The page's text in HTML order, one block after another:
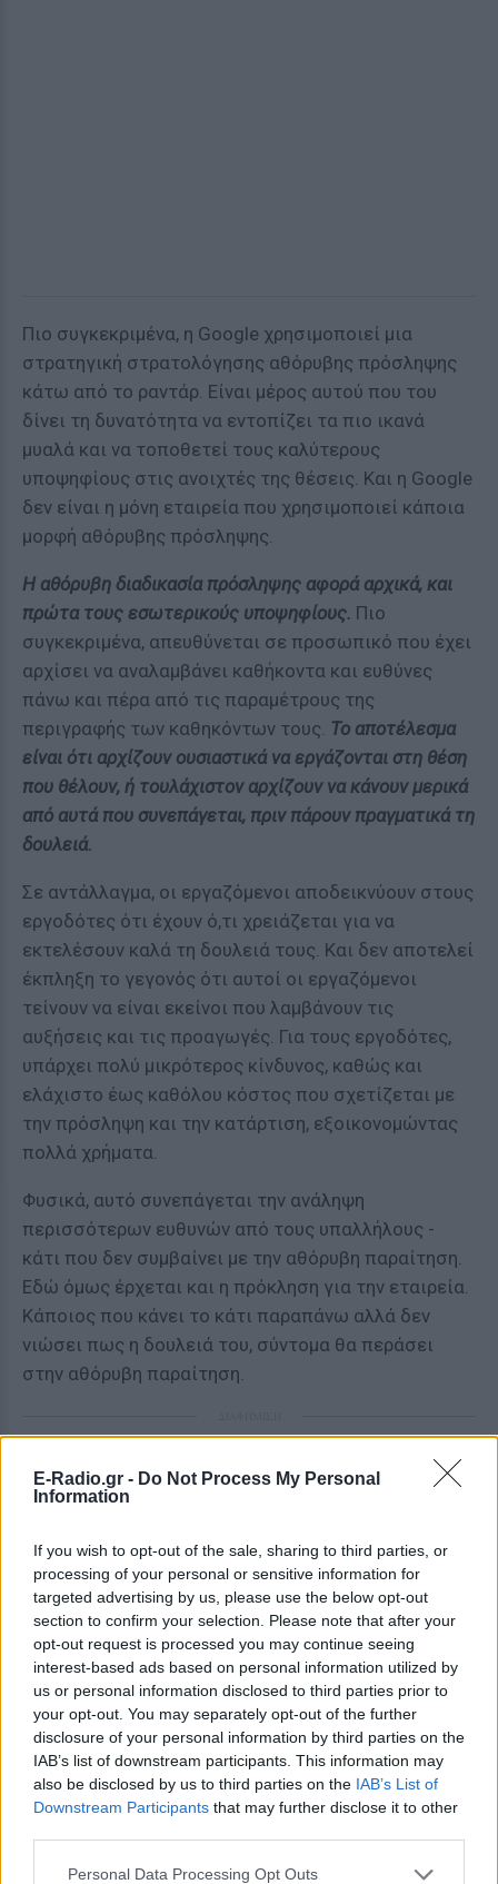
E-Radio.gr - Do Not Process My Personal
Information
If you wish to opt-out of the sale, sharing to third parties, or
processing of your personal or sensitive information for
targeted advertising by us, please use the below opt-out
section to confirm your selection. Please note that after your
opt-out request is processed you may continue seeing
interest-based ads based on personal information utilized by
us or personal information disclosed to third parties prior to
your opt-out. You may separately opt-out of the further
disclosure of your personal information by third parties on the
IAB’s list of downstream participants. This information may
also be disclosed by us to third parties on the IAB’s List of
Downstream Participants that may further disclose it to other
Personal Data Processing Opt Outs
Πιο συγκεκριμένα, η Google χρησιμοποιεί μια
στρατηγική στρατολόγησης αθόρυβης πρόσληψης
κάτω από το ραντάρ. Είναι μέρος αυτού που του
δίνει τη δυνατότητα να εντοπίζει τα πιο ικανά
μυαλά και να τοποθετεί τους καλύτερους
υποψηφίους στις ανοιχτές της θέσεις. Και η Google
δεν είναι η μόνη εταιρεία που χρησιμοποιεί κάποια
μορφή αθόρυβης πρόσληψης.
Η αθόρυβη διαδικασία πρόσληψης αφορά αρχικά, και
πρώτα τους εσωτερικούς υποψηφίους. Πιο
συγκεκριμένα, απευθύνεται σε προσωπικό που έχει
αρχίσει να αναλαμβάνει καθήκοντα και ευθύνες
πάνω και πέρα από τις παραμέτρους της
περιγραφής των καθηκόντων τους. Το αποτέλεσμα
είναι ότι αρχίζουν ουσιαστικά να εργάζονται στη θέση
που θέλουν, ή τουλάχιστον αρχίζουν να κάνουν μερικά
από αυτά που συνεπάγεται, πριν πάρουν πραγματικά τη
δουλειά.
Σε αντάλλαγμα, οι εργαζόμενοι αποδεικνύουν στους
εργοδότες ότι έχουν ό,τι χρειάζεται για να
εκτελέσουν καλά τη δουλειά τους. Και δεν αποτελεί
έκπληξη το γεγονός ότι αυτοί οι εργαζόμενοι
τείνουν να είναι εκείνοι που λαμβάνουν τις
αυξήσεις και τις προαγωγές. Για τους εργοδότες,
υπάρχει πολύ μικρότερος κίνδυνος, καθώς και
ελάχιστο έως καθόλου κόστος που σχετίζεται με
την πρόσληψη και την κατάρτιση, εξοικονομώντας
πολλά χρήματα.
Φυσικά, αυτό συνεπάγεται την ανάληψη
περισσότερων ευθυνών από τους υπαλλήλους -
κάτι που δεν συμβαίνει με την αθόρυβη παραίτηση.
Εδώ όμως έρχεται και η πρόκληση για την εταιρεία.
Κάποιος που κάνει το κάτι παραπάνω αλλά δεν
νιώσει πως η δουλειά του, σύντομα θα περάσει
στην αθόρυβη παραίτηση.